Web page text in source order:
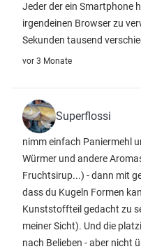
Jeder der ein Smartphone
irgendeinen Browser zu
Sekunden tausend
vor 3 Monate
Superflossi
nimm einfach Paniermehl
Würmer und andere
Fruchtsirup...) - dann mit
dass du Kugeln Formen
Kunststoffteil gedacht zu
meiner Sicht). Und die
nach Belieben - aber nicht